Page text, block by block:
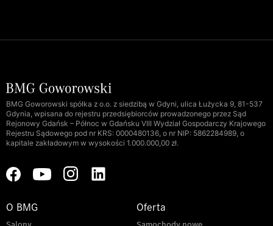
BMG Goworowski spółka z o.o. z siedzibą w Gdyni, ulica Łużycka 9, 81-537
Gdynia, wpisana do rejestru przedsiębiorców prowadzonego przez Sąd
Rejonowy Gdańsk – Północ w Gdańsku VIII Wydział Gospodarczy Krajowego
Rejestru Sądowego pod nr KRS: 0000480136, o nr NIP: 5862284989, o
kapitale zakładowym w wysokości 1.000.000,00 zł.
O BMG Oferta